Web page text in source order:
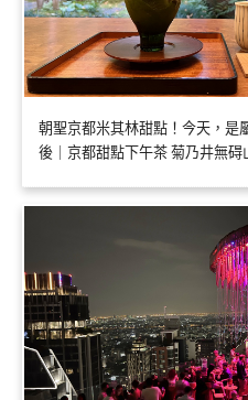
朝聖京都米其林甜點！今天，是
後｜京都甜點下午茶 菊乃井無碍